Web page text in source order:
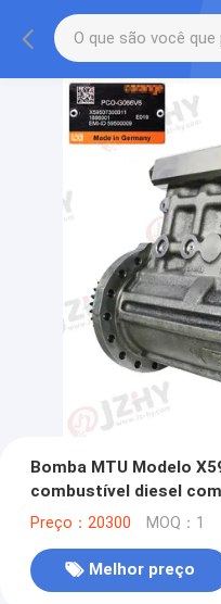
Bomba MTU Modelo
combustível diesel
Preço：20300 MOQ：1
Melhor preço